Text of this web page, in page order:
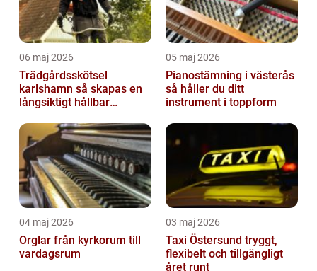
06 maj 2026
Trädgårdsskötsel
karlshamn så skapas en
långsiktigt hållbar
05 maj 2026
Pianostämning i västerås
så håller du ditt
instrument i toppform
04 maj 2026
Orglar från kyrkorum till
vardagsrum
03 maj 2026
Taxi Östersund tryggt,
flexibelt och tillgängligt
året runt